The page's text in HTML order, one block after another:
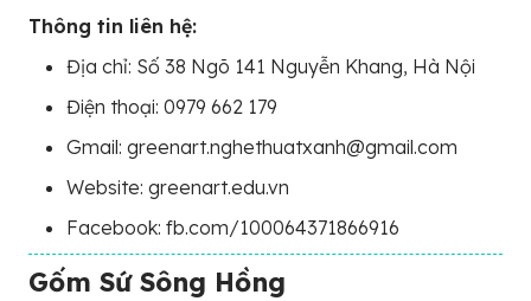
Thông tin liên hệ:
Địa chỉ: Số 38 Ngõ 141 Nguyễn Khang, Hà Nội
Điện thoại: 0979 662 179
Gmail: greenart.nghethuatxanh@gmail.com
Website: greenart.edu.vn
Facebook: fb.com/100064371866916
Gốm Sứ Sông Hồng